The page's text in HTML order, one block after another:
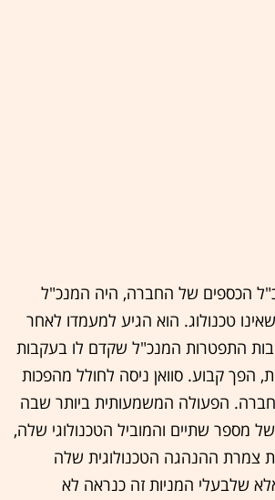
הכספים של החברה, היה המנכ"ל
טכנולוג. הוא הגיע למעמדו לאחר
התפטרות המנכ"ל שקדם לו בעקבות
הפך קבוע. סוואן ניסה לחולל מהפכות
הפעולה המשמעותית ביותר שבה
של מספר שתיים והמוביל הטכנולוגי שלה,
צמרת ההנהגה הטכנולוגית שלה
שלבעלי המניות זה כנראה לא